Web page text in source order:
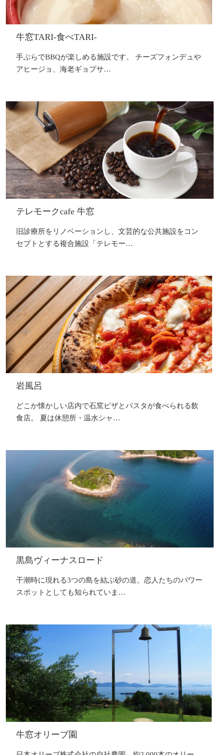
牛窓TARI-食べTARI-
手ぶらでBBQが楽しめる施設です。 チーズフォンデュや
アヒージョ、海老ギョプサ…
テレモークcafe 牛窓
旧診療所をリノベーションし、文芸的な公共施設をコン
セプトとする複合施設「テレモー…
岩風呂
どこか懐かしい店内で石窯ピザとパスタが食べられる飲
食店。 夏は休憩所・温水シャ…
黒島ヴィーナスロード
干潮時に現れる3つの島を結ぶ砂の道。恋人たちのパワー
スポットとしても知られていま…
牛窓オリーブ園